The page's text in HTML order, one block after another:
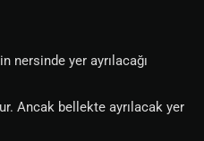
nersinde yer ayrılacağı
Ancak bellekte ayrılacak yer